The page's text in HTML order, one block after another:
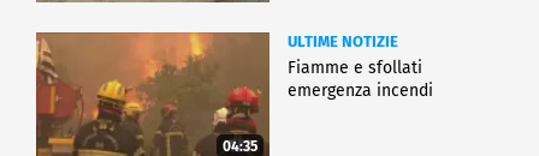
04:35
ULTIME NOTIZIE
Fiamme e sfollati
emergenza incendi